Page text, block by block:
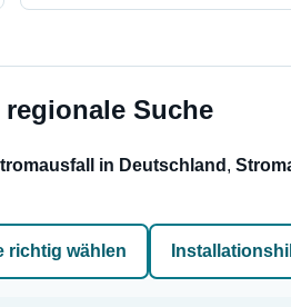
Suche
in Deutschland ,
richtig wählen